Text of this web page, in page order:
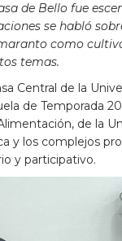
de Bello fue
se habló
como
temas.
Central de la
de Temporada
de la
y los complejos
y participativo.